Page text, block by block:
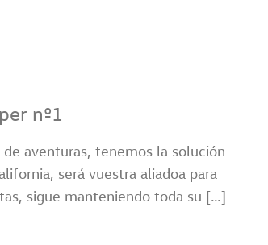
nº1
aventuras, tenemos la solución
será vuestra aliadoa para
sigue manteniendo toda su […]